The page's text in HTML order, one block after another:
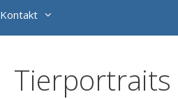
Kontakt
Tierportraits